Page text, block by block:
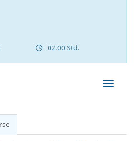
02:00 Std.